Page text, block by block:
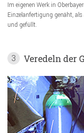
Im eigenen Werk in
Einzelanfertigung genäht,
und gefüllt.
3 Veredeln der